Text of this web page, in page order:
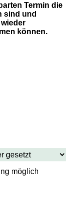
Termin die
sind und
können.
möglich